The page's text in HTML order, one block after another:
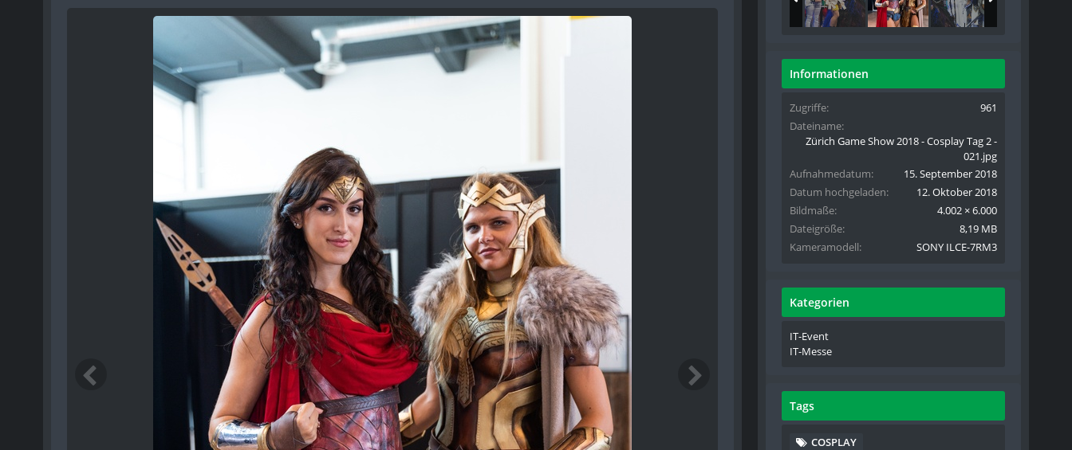
Informationen
Zugriffe
961
Dateiname
Zürich Game Show 2018 - Cosplay Tag 2 -
021.jpg
Aufnahmedatum
15. September 2018
Datum hochgeladen
12. Oktober 2018
Bildmaße
4.002 × 6.000
Dateigröße
8,19 MB
Kameramodell
SONY ILCE-7RM3
Kategorien
IT-Event
IT-Messe
Tags
COSPLAY